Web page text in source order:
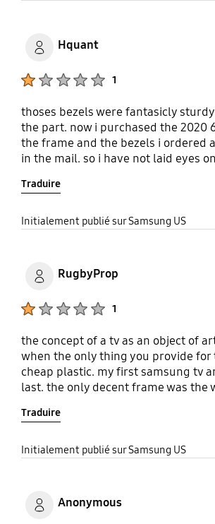
Hquant
1
thoses bezels were fantasicly
the part. now i purchased the 2020
the frame and the bezels i ordered
in the mail. so i have not laid eyes
big disappointment. this is mid
cheapening the design makes
Traduire
Initialement publié sur Samsung US
RugbyProp
1
the concept of a tv as an object of
when the only thing you provide for
cheap plastic. my first samsung tv
last. the only decent frame was the
Traduire
Initialement publié sur Samsung US
Anonymous